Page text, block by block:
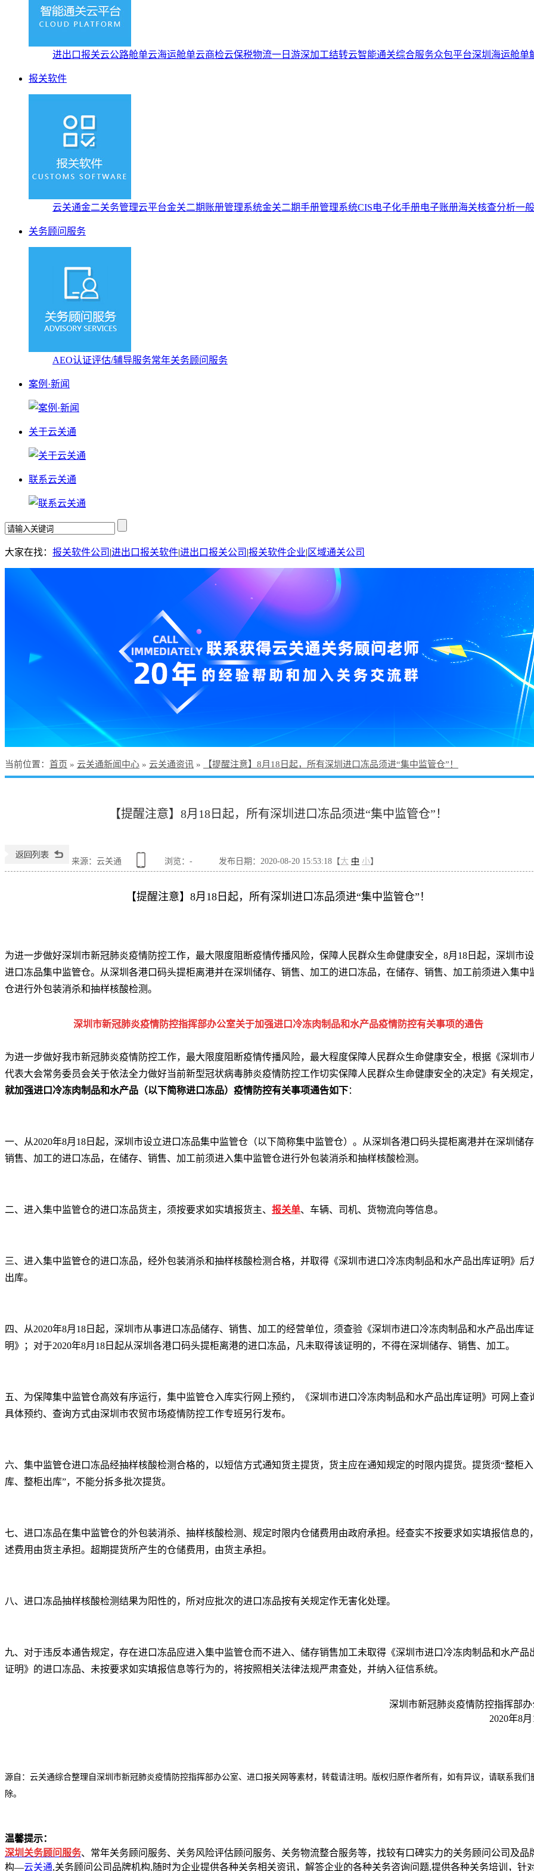
进出口报关云公路舱单云海运舱单云商检云保税物流一日游深加工结转云智能通关综合服务众包平台深圳海运舱单
报关软件
云关通金二关务管理云平台金关二期账册管理系统金关二期手册管理系统CIS电子化手册电子账册海关核查分析一
关务顾问服务
AEO认证评估/辅导服务常年关务顾问服务
案例·新闻
关于云关通
联系云关通
大家在找： 报关软件公司 |进出口报关软件|进出口报关公司 |报关软件企业| 区域通关公司
当前位置： 首页 » 云关通新闻中心 » 云关通资讯 » 【提醒注意】8月18日起，所有深圳进口冻品须进“集中监管仓”！
【提醒注意】8月18日起，所有深圳进口冻品须进“集中监管仓”！
来源：云关通 浏览： - 发布日期：2020-08-20 15:53:18【大 中 小】
【提醒注意】8月18日起，所有深圳进口冻品须进“集中监管仓”！
为进一步做好深圳市新冠肺炎疫情防控工作，最大限度阻断疫情传播风险，保障人民群众生命健康安全，8月18日起，深圳市
进口冻品集中监管仓。从深圳各港口码头提柜离港并在深圳储存、销售、加工的进口冻品，在储存、销售、加工前须进入集中
仓进行外包装消杀和抽样核酸检测。
深圳市新冠肺炎疫情防控指挥部办公室关于加强进口冷冻肉制品和水产品疫情防控有关事项的通告
为进一步做好我市新冠肺炎疫情防控工作，最大限度阻断疫情传播风险，最大程度保障人民群众生命健康安全，根据《深圳市
代表大会常务委员会关于依法全力做好当前新型冠状病毒肺炎疫情防控工作切实保障人民群众生命健康安全的决定》有关规定，
就加强进口冷冻肉制品和水产品（以下简称进口冻品）疫情防控有关事项通告如下：
一、从2020年8月18日起，深圳市设立进口冻品集中监管仓（以下简称集中监管仓）。从深圳各港口码头提柜离港并在深圳储存
销售、加工的进口冻品，在储存、销售、加工前须进入集中监管仓进行外包装消杀和抽样核酸检测。
二、进入集中监管仓的进口冻品货主，须按要求如实填报货主、 报关单、车辆、司机、货物流向等信息。
三、进入集中监管仓的进口冻品，经外包装消杀和抽样核酸检测合格，并取得《深圳市进口冷冻肉制品和水产品出库证明》后
出库。
四、从2020年8月18日起，深圳市从事进口冻品储存、销售、加工的经营单位，须查验《深圳市进口冷冻肉制品和水产品出库证
明》；对于2020年8月18日起从深圳各港口码头提柜离港的进口冻品，凡未取得该证明的，不得在深圳储存、销售、加工。
五、为保障集中监管仓高效有序运行，集中监管仓入库实行网上预约，《深圳市进口冷冻肉制品和水产品出库证明》可网上查
具体预约、查询方式由深圳市农贸市场疫情防控工作专班另行发布。
六、集中监管仓进口冻品经抽样核酸检测合格的，以短信方式通知货主提货，货主应在通知规定的时限内提货。提货须“整柜入
库、整柜出库”，不能分拆多批次提货。
七、进口冻品在集中监管仓的外包装消杀、抽样核酸检测、规定时限内仓储费用由政府承担。经查实不按要求如实填报信息的
述费用由货主承担。超期提货所产生的仓储费用，由货主承担。
八、进口冻品抽样核酸检测结果为阳性的，所对应批次的进口冻品按有关规定作无害化处理。
九、对于违反本通告规定，存在进口冻品应进入集中监管仓而不进入、储存销售加工未取得《深圳市进口冷冻肉制品和水产品
证明》的进口冻品、未按要求如实填报信息等行为的，将按照相关法律法规严肃查处，并纳入征信系统。
深圳市新冠肺炎疫情防控指挥部办
2020年8月
源自：云关通综合整理自深圳市新冠肺炎疫情防控指挥部办公室、进口报关网等素材，转载请注明。版权归原作者所有，如有异议，请联系我们
除。
温馨提示：
深圳关务顾问服务、常年关务顾问服务、关务风险评估顾问服务、关务物流整合服务等，找较有口碑实力的关务顾问公司及品
构—云关通,关务顾问公司品牌机构,随时为企业提供各种关务相关资讯，解答企业的各种关务咨询问题,提供各种关务培训，针